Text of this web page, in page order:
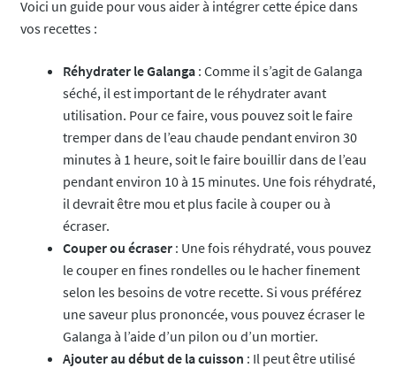
Voici un guide pour vous aider à intégrer cette épice dans
vos recettes :
Réhydrater le Galanga: Comme il s’agit de Galanga
séché, il est important de le réhydrater avant
utilisation. Pour ce faire, vous pouvez soit le faire
tremper dans de l’eau chaude pendant environ 30
minutes à 1 heure, soit le faire bouillir dans de l’eau
pendant environ 10 à 15 minutes. Une fois réhydraté,
il devrait être mou et plus facile à couper ou à
écraser.
Couper ou écraser: Une fois réhydraté, vous pouvez
le couper en fines rondelles ou le hacher finement
selon les besoins de votre recette. Si vous préférez
une saveur plus prononcée, vous pouvez écraser le
Galanga à l’aide d’un pilon ou d’un mortier.
Ajouter au début de la cuisson : Il peut être utilisé